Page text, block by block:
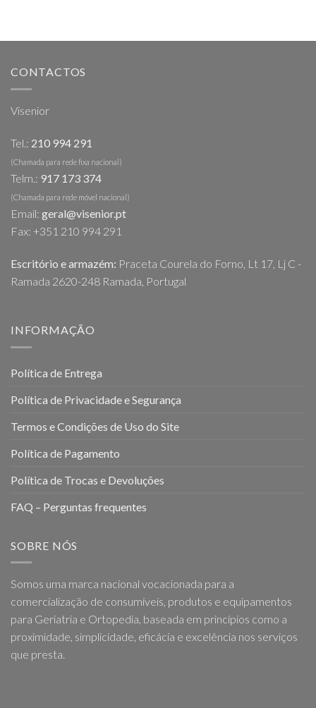
CONTACTOS
Visenior
Tel.: 210 994 291
(Chamada para rede fixa nacional)
Telm.: 917 173 374
(Chamada para rede móvel nacional)
Email: geral@visenior.pt
Fax: +351 210 994 291
Escritório e armazém: Praceta Courela do Forno, Lt 17, Lj C -
Ramada 2620-248 Ramada, Portugal
INFORMAÇÃO
Política de Entrega
Política de Privacidade e Segurança
Termos e Condições de Uso do Site
Política de Pagamento
Política de Trocas e Devoluções
FAQ – Perguntas frequentes
SOBRE NÓS
Somos uma marca nacional vocacionada para a
comercialização de consumíveis, produtos e equipamentos
para Geriatria e Ortopedia, baseada em princípios como a
proximidade, simplicidade, eficácia e excelência nos serviços
que presta.